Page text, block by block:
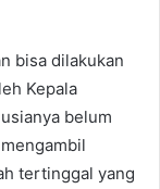
bisa dilakukan
Kepala
belum
tertinggal yang